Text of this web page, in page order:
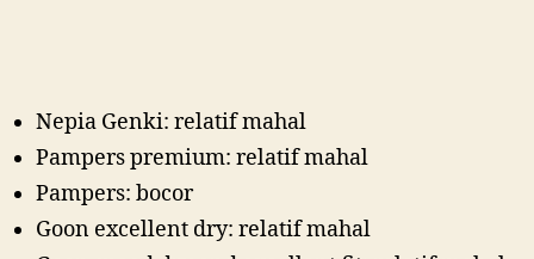
Nepia Genki: relatif mahal
Pampers premium: relatif mahal
Pampers: bocor
Goon excellent dry: relatif mahal